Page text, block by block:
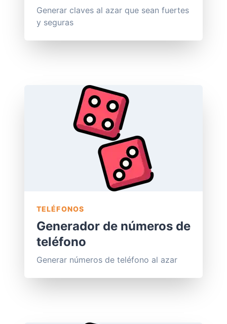
Generar claves al azar que sean fuertes
y seguras
TELÉFONOS
Generador de números de
teléfono
Generar números de teléfono al azar